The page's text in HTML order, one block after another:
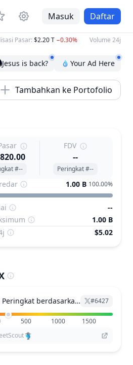
Masuk Daftar
Pasar:$2.20 T −0.30% Volume 24j:
Jesus is back? Your Ad Here
Tambahkan ke Portofolio
#--
FDV
--
Peringkat #--
1.00 B 100.00%
--
1.00 B
$5.02
Peringkat berdasarkan X #6427
500 1000
1500